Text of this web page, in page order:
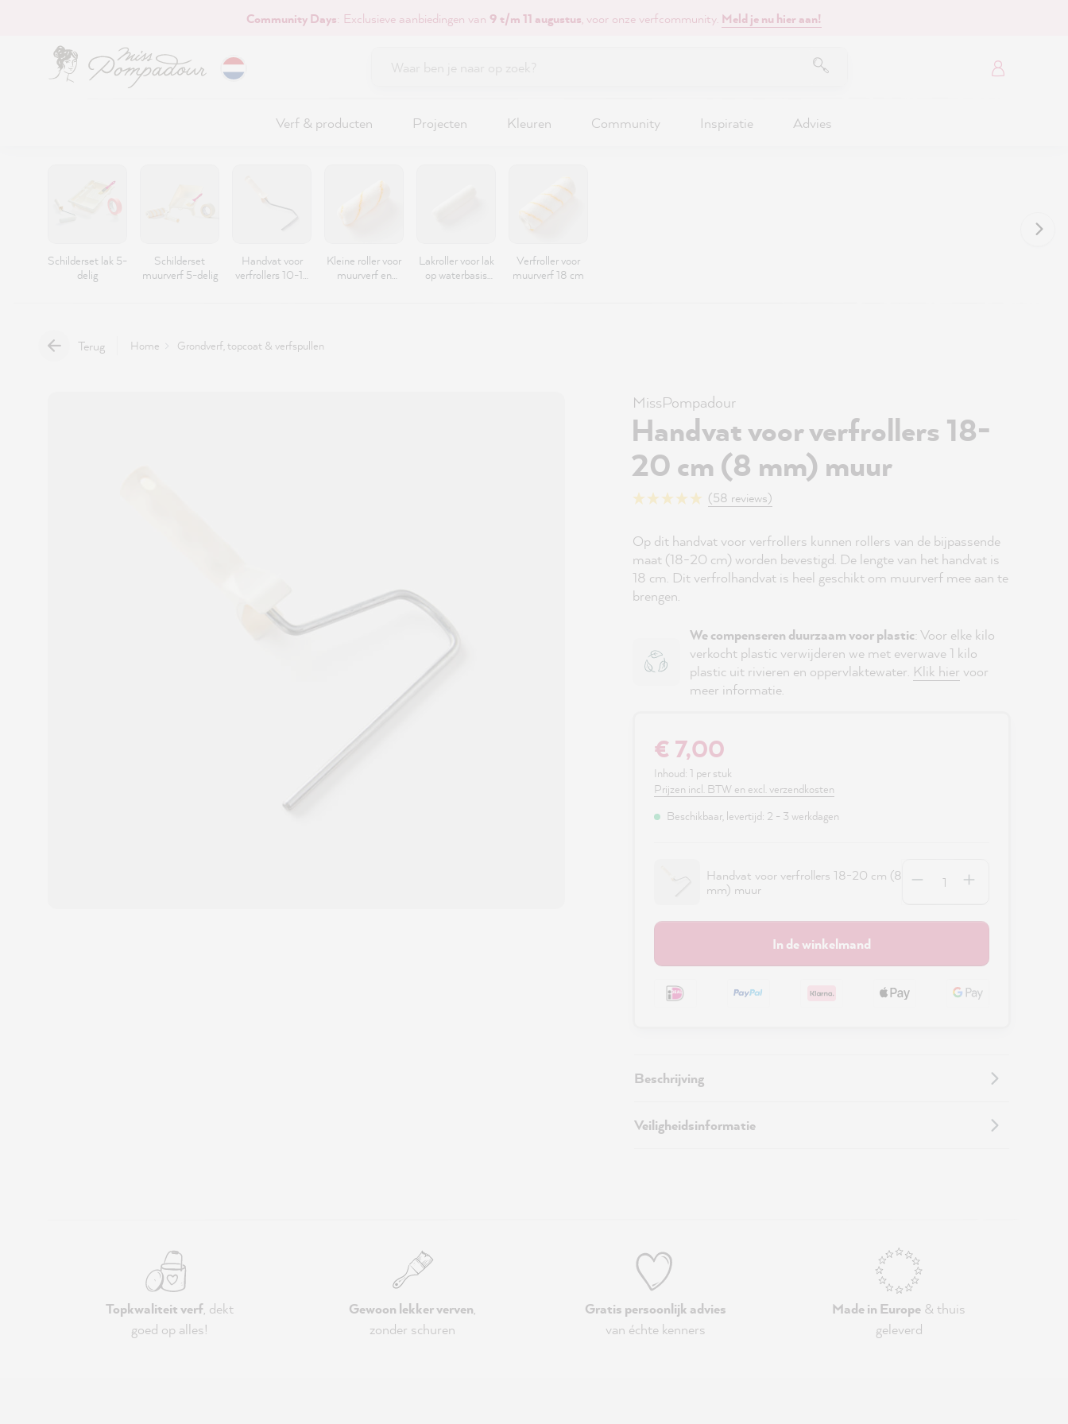
Community Days: Exclusieve aanbiedingen van 9 t/m 11 augustus, voor onze verfcommunity. Meld je nu hier aan!
Verf & producten Projecten Kleuren Community Inspiratie Advies
Schilderset lak 5-
delig
Schilderset
muurverf 5-delig
Handvat voor
verfrollers 10-16
Kleine roller voor
muurverf en
Lakroller voor lak
op waterbasis
Verfroller voor
muurverf 18 cm
Terug Home Grondverf, topcoat & verfspullen
MissPompadour
Handvat voor verfrollers 18-
20 cm (8 mm) muur
(58 reviews)
Op dit handvat voor verfrollers kunnen rollers van de bijpassende
maat (18-20 cm) worden bevestigd. De lengte van het handvat is
18 cm. Dit verfrolhandvat is heel geschikt om muurverf mee aan te
brengen.
We compenseren duurzaam voor plastic: Voor elke kilo
verkocht plastic verwijderen we met everwave 1 kilo
plastic uit rivieren en oppervlaktewater. Klik hier voor
meer informatie.
€ 7,00
Inhoud: 1 per stuk
Prijzen incl. BTW en excl. verzendkosten
Beschikbaar, levertijd: 2 - 3 werkdagen
Handvat voor verfrollers 18-20 cm (8
mm) muur
In de winkelmand
Beschrijving
Veiligheidsinformatie
Topkwaliteit verf, dekt
goed op alles!
Gewoon lekker verven,
zonder schuren
Gratis persoonlijk advies
van échte kenners
Made in Europe & thuis
geleverd